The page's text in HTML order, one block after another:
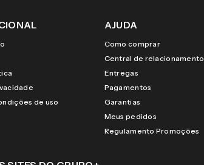
de uso
AJUDA
Como comprar
Central de relacionamento
Entregas
Pagamentos
Garantias
Meus pedidos
Regulamento Promoções